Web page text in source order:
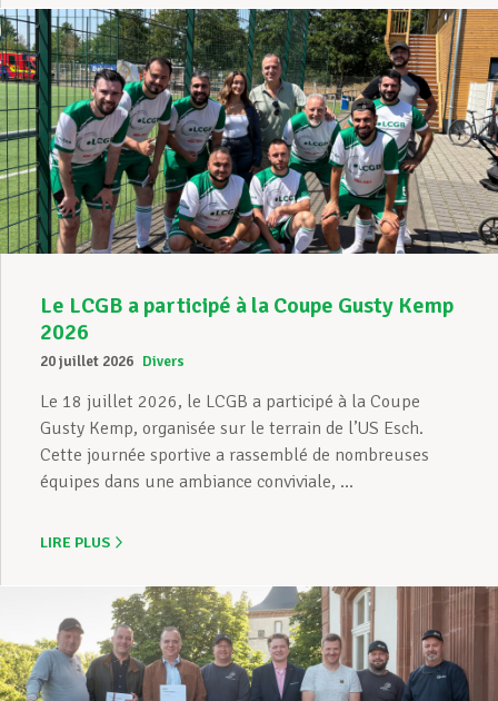
Le LCGB a participé à la Coupe Gusty Kemp
2026
20 juillet 2026 Divers
Le 18 juillet 2026, le LCGB a participé à la Coupe
Gusty Kemp, organisée sur le terrain de l’US Esch.
Cette journée sportive a rassemblé de nombreuses
équipes dans une ambiance conviviale, ...
LIRE PLUS